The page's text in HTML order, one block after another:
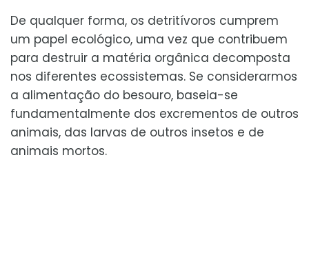
De qualquer forma, os detritívoros cumprem
um papel ecológico, uma vez que contribuem
para destruir a matéria orgânica decomposta
nos diferentes ecossistemas. Se considerarmos
a alimentação do besouro, baseia-se
fundamentalmente dos excrementos de outros
animais, das larvas de outros insetos e de
animais mortos.